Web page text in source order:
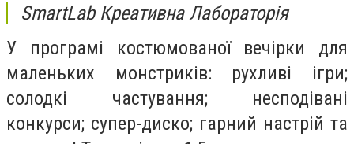
SmartLab Креативна Лабораторія
У програмі костюмованої вечірки для
маленьких монстриків: рухливі ігри;
солодкі частування; несподівані
конкурси; супер-диско; гарний настрій та